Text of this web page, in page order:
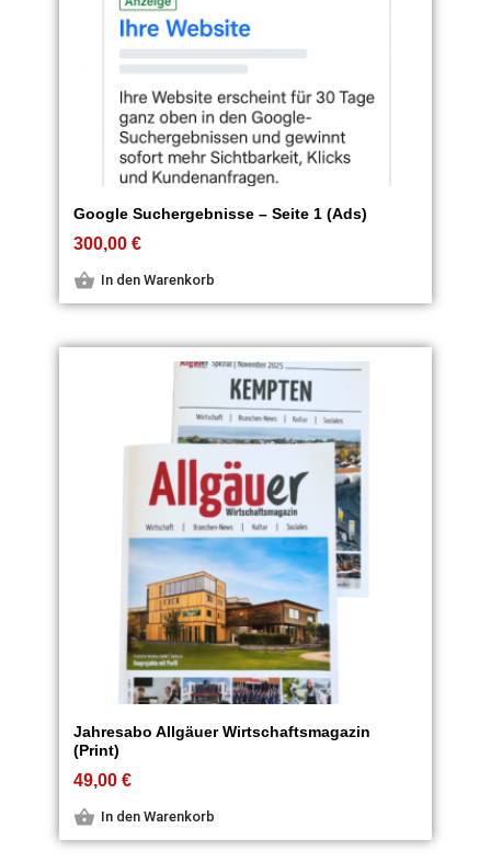
Google Suchergebnisse – Seite 1 (Ads)
300,00€
In den Warenkorb
Jahresabo Allgäuer Wirtschaftsmagazin
(Print)
49,00€
In den Warenkorb